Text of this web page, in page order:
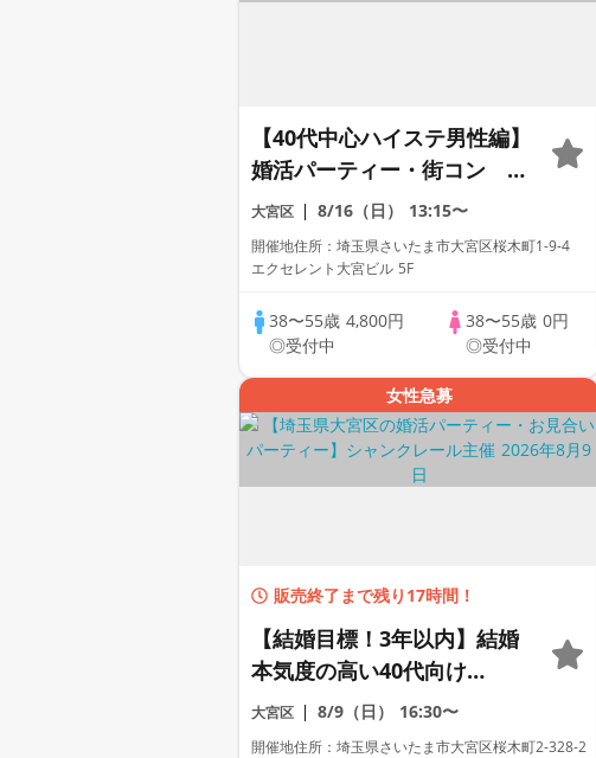
【40代中心ハイステ男性編】
婚活パーティー・街コン ～
真剣な出会い～
大宮区 8/16（日） 13:15〜
開催地住所：埼玉県さいたま市大宮区桜木町1-9-4
エクセレント大宮ビル 5F
38〜55歳 4,800円
◎受付中
38〜55歳 0円
◎受付中
女性急募
販売終了まで残り17時間！
【結婚目標！3年以内】結婚
本気度の高い40代向け
Party♪
大宮区 8/9（日） 16:30〜
開催地住所：埼玉県さいたま市大宮区桜木町2-328-2